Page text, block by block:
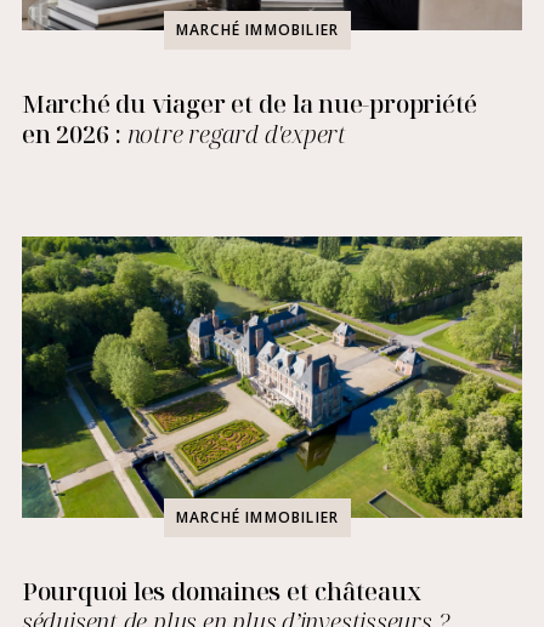
MARCHÉ IMMOBILIER
Marché du viager et de la nue-propriété
en 2026 : notre regard d'expert
MARCHÉ IMMOBILIER
Pourquoi les domaines et châteaux